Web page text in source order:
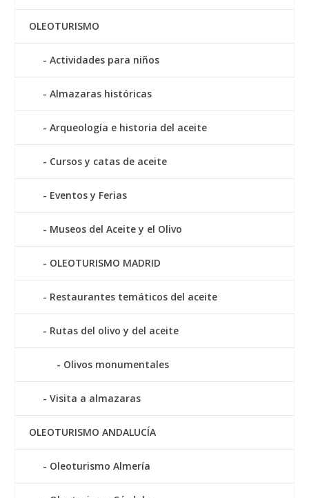
OLEOTURISMO
Actividades para niños
Almazaras históricas
Arqueología e historia del aceite
Cursos y catas de aceite
Eventos y Ferias
Museos del Aceite y el Olivo
OLEOTURISMO MADRID
Restaurantes temáticos del aceite
Rutas del olivo y del aceite
Olivos monumentales
Visita a almazaras
OLEOTURISMO ANDALUCÍA
Oleoturismo Almería